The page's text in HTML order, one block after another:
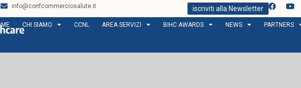
info@confcommerciosalute.it iscriviti alla Newsletter
CHI SIAMO CCNL AREA SERVIZI BIHC AWARDS NEWS PARTNERS